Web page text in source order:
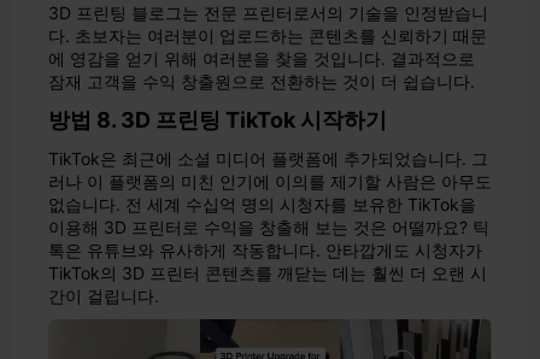
3D 프린팅 블로그는 전문 프린터로서의 기술을 인정받습니
다. 초보자는 여러분이 업로드하는 콘텐츠를 신뢰하기 때문
에 영감을 얻기 위해 여러분을 찾을 것입니다. 결과적으로
잠재 고객을 수익 창출원으로 전환하는 것이 더 쉽습니다.
방법 8. 3D 프린팅 TikTok 시작하기
TikTok은 최근에 소셜 미디어 플랫폼에 추가되었습니다. 그
러나 이 플랫폼의 미친 인기에 이의를 제기할 사람은 아무도
없습니다. 전 세계 수십억 명의 시청자를 보유한 TikTok을
이용해 3D 프린터로 수익을 창출해 보는 것은 어떨까요? 틱
톡은 유튜브와 유사하게 작동합니다. 안타깝게도 시청자가
TikTok의 3D 프린터 콘텐츠를 깨닫는 데는 훨씬 더 오랜 시
간이 걸립니다.